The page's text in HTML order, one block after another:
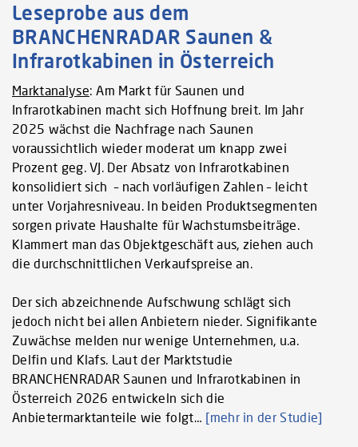
Leseprobe aus dem
BRANCHENRADAR Saunen &
Infrarotkabinen in Österreich
Marktanalyse: Am Markt für Saunen und
Infrarotkabinen macht sich Hoffnung breit. Im Jahr
2025 wächst die Nachfrage nach Saunen
voraussichtlich wieder moderat um knapp zwei
Prozent geg. VJ. Der Absatz von Infrarotkabinen
konsolidiert sich – nach vorläufigen Zahlen – leicht
unter Vorjahresniveau. In beiden Produktsegmenten
sorgen private Haushalte für Wachstumsbeiträge.
Klammert man das Objektgeschäft aus, ziehen auch
die durchschnittlichen Verkaufspreise an.
Der sich abzeichnende Aufschwung schlägt sich
jedoch nicht bei allen Anbietern nieder. Signifikante
Zuwächse melden nur wenige Unternehmen, u.a.
Delfin und Klafs. Laut der Marktstudie
BRANCHENRADAR Saunen und Infrarotkabinen in
Österreich 2026 entwickeln sich die
Anbietermarktanteile wie folgt… [mehr in der Studie]